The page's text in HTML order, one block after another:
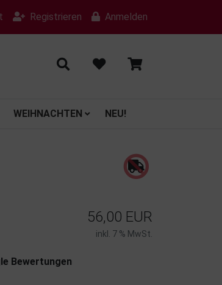
Registrieren Anmelden
WEIHNACHTEN
NEU!
56,00 EUR
inkl. 7 % MwSt.
Bewertungen